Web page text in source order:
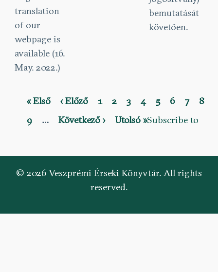
translation
of our
webpage is
available (16.
May. 2022.)
bemutatását
követően.
Pagination
First
« Első
Previous
page
‹ Előző Page
1
Current
page
2 Page
3 Page
4 Page
5 Page
6 Page
7 Page
8
Page
9 …
Next
Következő ›
Last
Utolsó »Subscribe to
© 2026 Veszprémi Érseki Könyvtár. All rights
reserved.